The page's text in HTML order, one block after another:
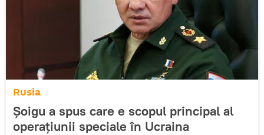
Rusia
Șoigu a spus care e scopul principal al
operațiunii speciale în Ucraina